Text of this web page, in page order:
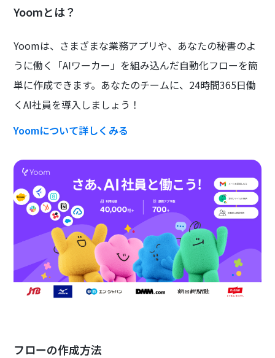
Yoomとは？
Yoomは、さまざまな業務アプリや、あなたの秘書のよ
うに働く「AIワーカー」を組み込んだ自動化フローを簡
単に作成できます。あなたのチームに、24時間365日働
くAI社員を導入しましょう！
Yoomについて詳しくみる
フローの作成方法